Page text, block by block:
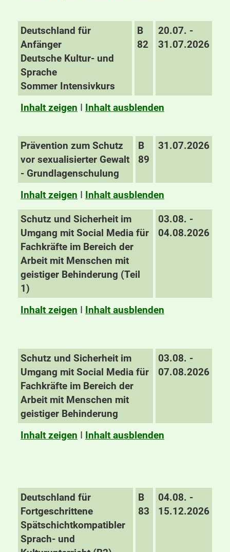
Deutschland für
Anfänger
Deutsche Kultur- und
Sprache
Sommer Intensivkurs
B
82
20.07. -
31.07.2026
Inhalt zeigen I Inhalt ausblenden
Prävention zum Schutz
vor sexualisierter Gewalt
- Grundlagenschulung
B
89
31.07.2026
Inhalt zeigen I Inhalt ausblenden
Schutz und Sicherheit im
Umgang mit Social Media für
Fachkräfte im Bereich der
Arbeit mit Menschen mit
geistiger Behinderung (Teil
1)
03.08. -
04.08.2026
Inhalt zeigen I Inhalt ausblenden
Schutz und Sicherheit im
Umgang mit Social Media für
Fachkräfte im Bereich der
Arbeit mit Menschen mit
geistiger Behinderung
03.08. -
07.08.2026
Inhalt zeigen I Inhalt ausblenden
Deutschland für
Fortgeschrittene
Spätschichtkompatibler
Sprach- und
B
83
04.08. -
15.12.2026